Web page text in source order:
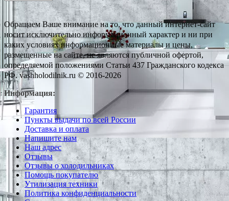
Обращаем Ваше внимание на то, что данный интернет-сайт
носит исключительно информационный характер и ни при
каких условиях информационные материалы и цены,
размещенные на сайте, не являются публичной офертой,
определяемой положениями Статьи 437 Гражданского кодекса
РФ. vashholodilnik.ru © 2016-2026
Информация:
Гарантия
Пункты выдачи по всей России
Доставка и оплата
Напишите нам
Наш адрес
Отзывы
Отзывы о холодильниках
Помощь покупателю
Утилизация техники
Политика конфиденциальности